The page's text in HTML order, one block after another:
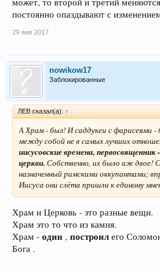
постоянно опаздывают с
29 янв 2017
nowikow17
Заблокированные
ЛEB сказал(а): ↑
А Храм - был! И саддукеи с фарисеями -
между собой не в самых лучших
иисусовские времена,
церкви. Собственно, их было аж двое!
назначенный римскими оккупантами;
Иисуса они слёта пришли к единому
Храм и Церковь - это разные вещи.
Храм это то что из камня.
Храм - один , построил его
Бога .